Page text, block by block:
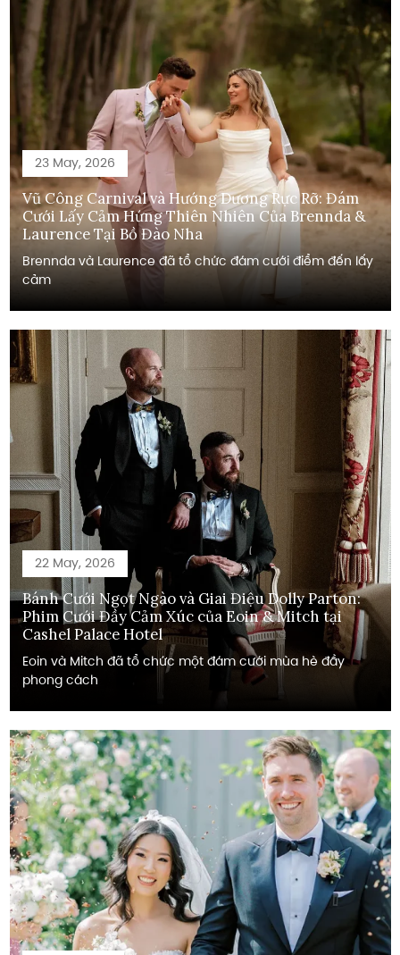
23 May, 2026
Vũ Công Carnival và Hướng Dương Rực Rỡ: Đám
Cưới Lấy Cảm Hứng Thiên Nhiên Của Brennda &
Laurence Tại Bồ Đào Nha
Brennda và Laurence đã tổ chức đám cưới điểm đến lấy
cảm
22 May, 2026
Bánh Cưới Ngọt Ngào và Giai Điệu Dolly Parton:
Phim Cưới Đầy Cảm Xúc của Eoin & Mitch tại
Cashel Palace Hotel
Eoin và Mitch đã tổ chức một đám cưới mùa hè đầy
phong cách